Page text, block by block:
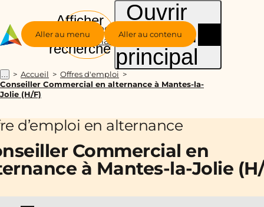
Aller au menu Aller au contenu
Groupe
Alternance
Afficher
la
recherche
Ouvrir
le menu
principal
... Accueil
Offres d'emploi
Conseiller Commercial en alternance à Mantes-la-
Jolie (H/F)
d’emploi en alternance
Commercial en
à Mantes-la-Jolie